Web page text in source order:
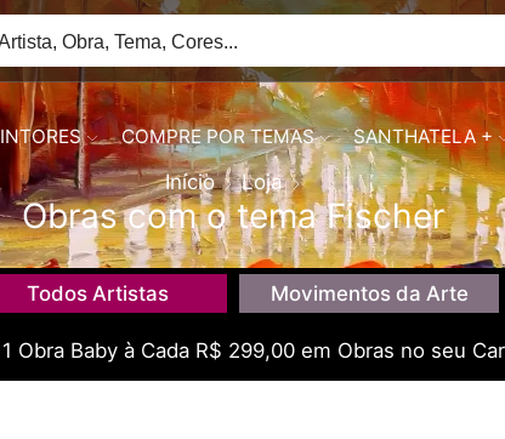
COMPRE POR TEMAS SANTHATELA +
Início Loja
Obras com o tema Fischer
Todos Artistas Movimentos da Arte
Obra Baby à Cada R$ 299,00 em Obras no seu